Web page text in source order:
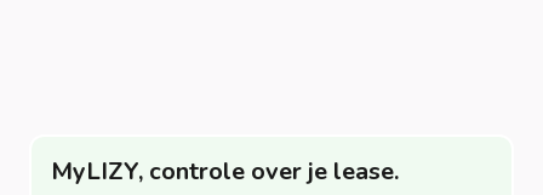
MyLIZY, controle over je lease.